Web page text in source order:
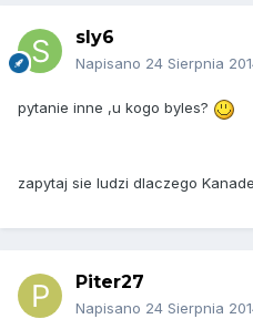
sly6
Napisano 24 Sierpnia
pytanie inne ,u kogo byles?
zapytaj sie ludzi dlaczego
Piter27
Napisano 24 Sierpnia